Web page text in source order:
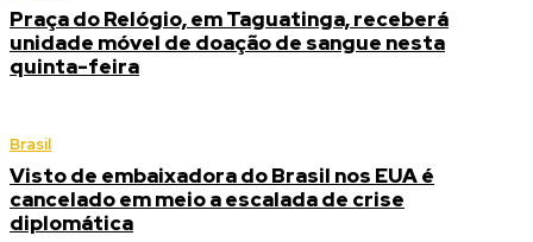
Praça do Relógio, em Taguatinga, receberá
unidade móvel de doação de sangue nesta
quinta-feira
Brasil
Visto de embaixadora do Brasil nos EUA é
cancelado em meio a escalada de crise
diplomática